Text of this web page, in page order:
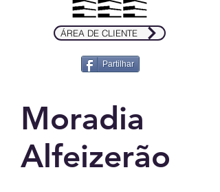
ÁREA DE CLIENTE
Partilhar
Moradia
Alfeizerão